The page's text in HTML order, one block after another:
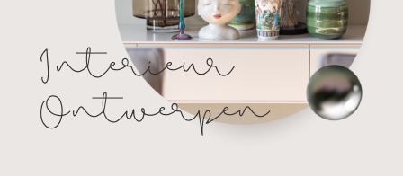
Interieur
Ontwerpen